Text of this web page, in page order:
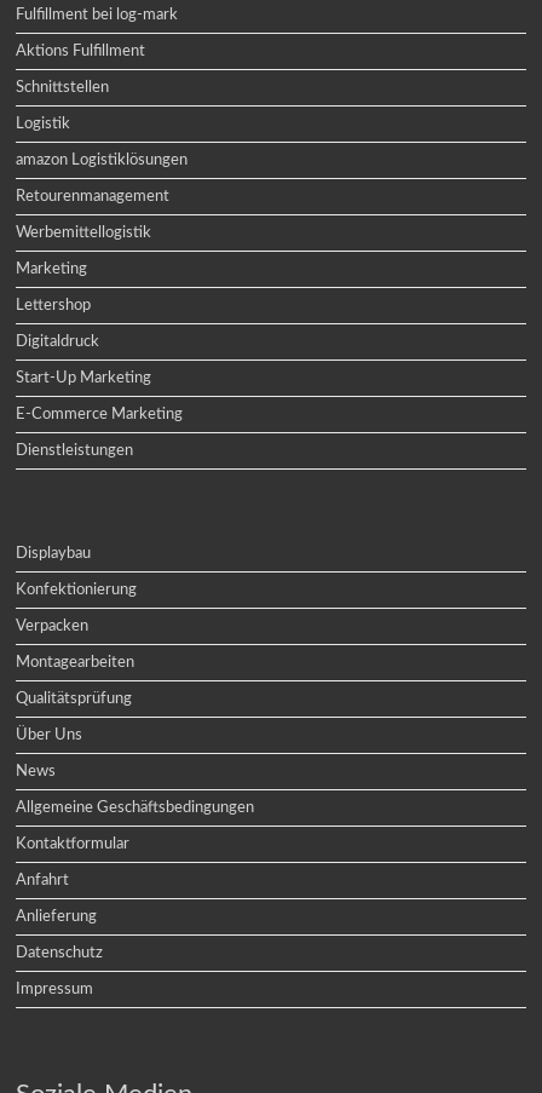
Fulfillment bei log-mark
Aktions Fulfillment
Schnittstellen
Logistik
amazon Logistiklösungen
Retourenmanagement
Werbemittellogistik
Marketing
Lettershop
Digitaldruck
Start-Up Marketing
E-Commerce Marketing
Dienstleistungen
Displaybau
Konfektionierung
Verpacken
Montagearbeiten
Qualitätsprüfung
Über Uns
News
Allgemeine Geschäftsbedingungen
Kontaktformular
Anfahrt
Anlieferung
Datenschutz
Impressum